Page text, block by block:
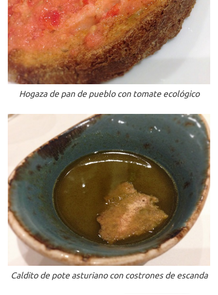
Hogaza de pan de pueblo con tomate ecológico
Caldito de pote asturiano con costrones de escanda